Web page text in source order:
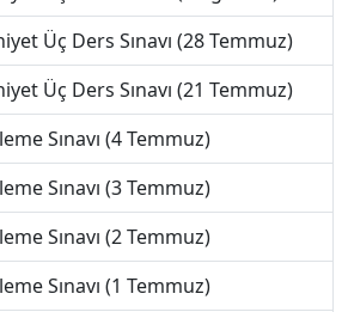
Üç Ders Sınavı (28 Temmuz)
Üç Ders Sınavı (21 Temmuz)
Sınavı (4 Temmuz)
Sınavı (3 Temmuz)
Sınavı (2 Temmuz)
Sınavı (1 Temmuz)